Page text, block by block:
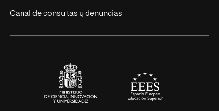
Eventos
Canal de consultas y denuncias